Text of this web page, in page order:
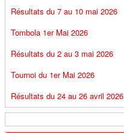
Résultats du 7 au 10 mai 2026
Tombola 1er Mai 2026
Résultats du 2 au 3 mai 2026
Tournoi du 1er Mai 2026
Résultats du 24 au 26 avril 2026